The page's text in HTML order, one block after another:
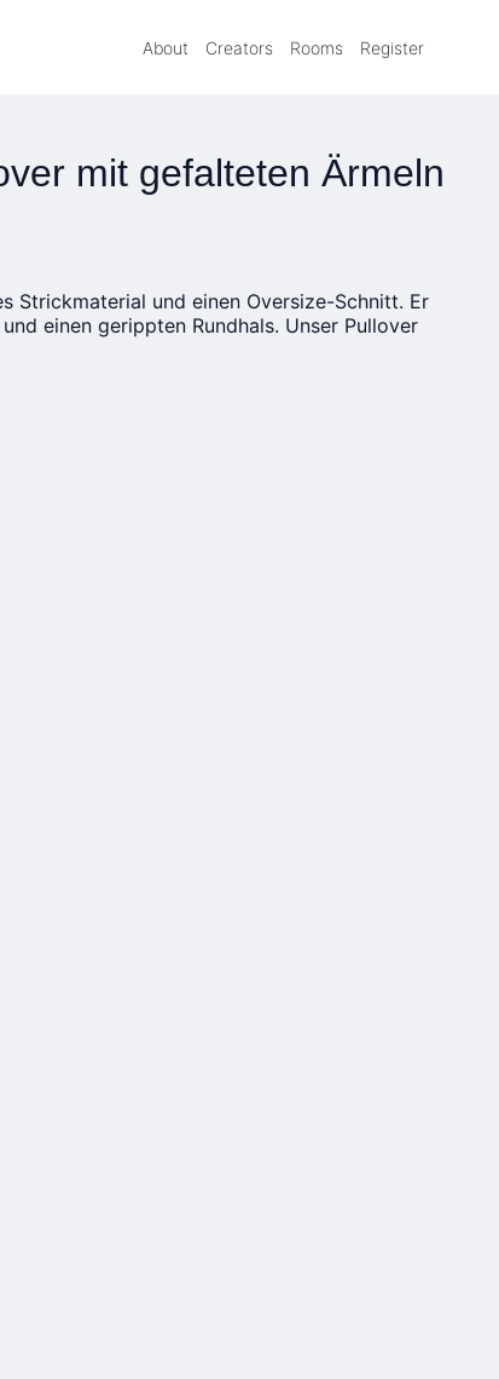
About Creators Rooms Register
mit gefalteten Ärmeln
Strickmaterial und einen Oversize-Schnitt. Er
einen gerippten Rundhals. Unser Pullover